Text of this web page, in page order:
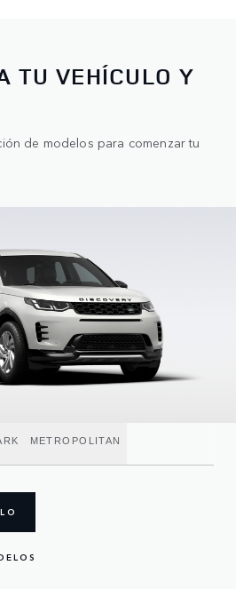
TU VEHÍCULO Y
de modelos para comenzar tu
METROPOLITAN